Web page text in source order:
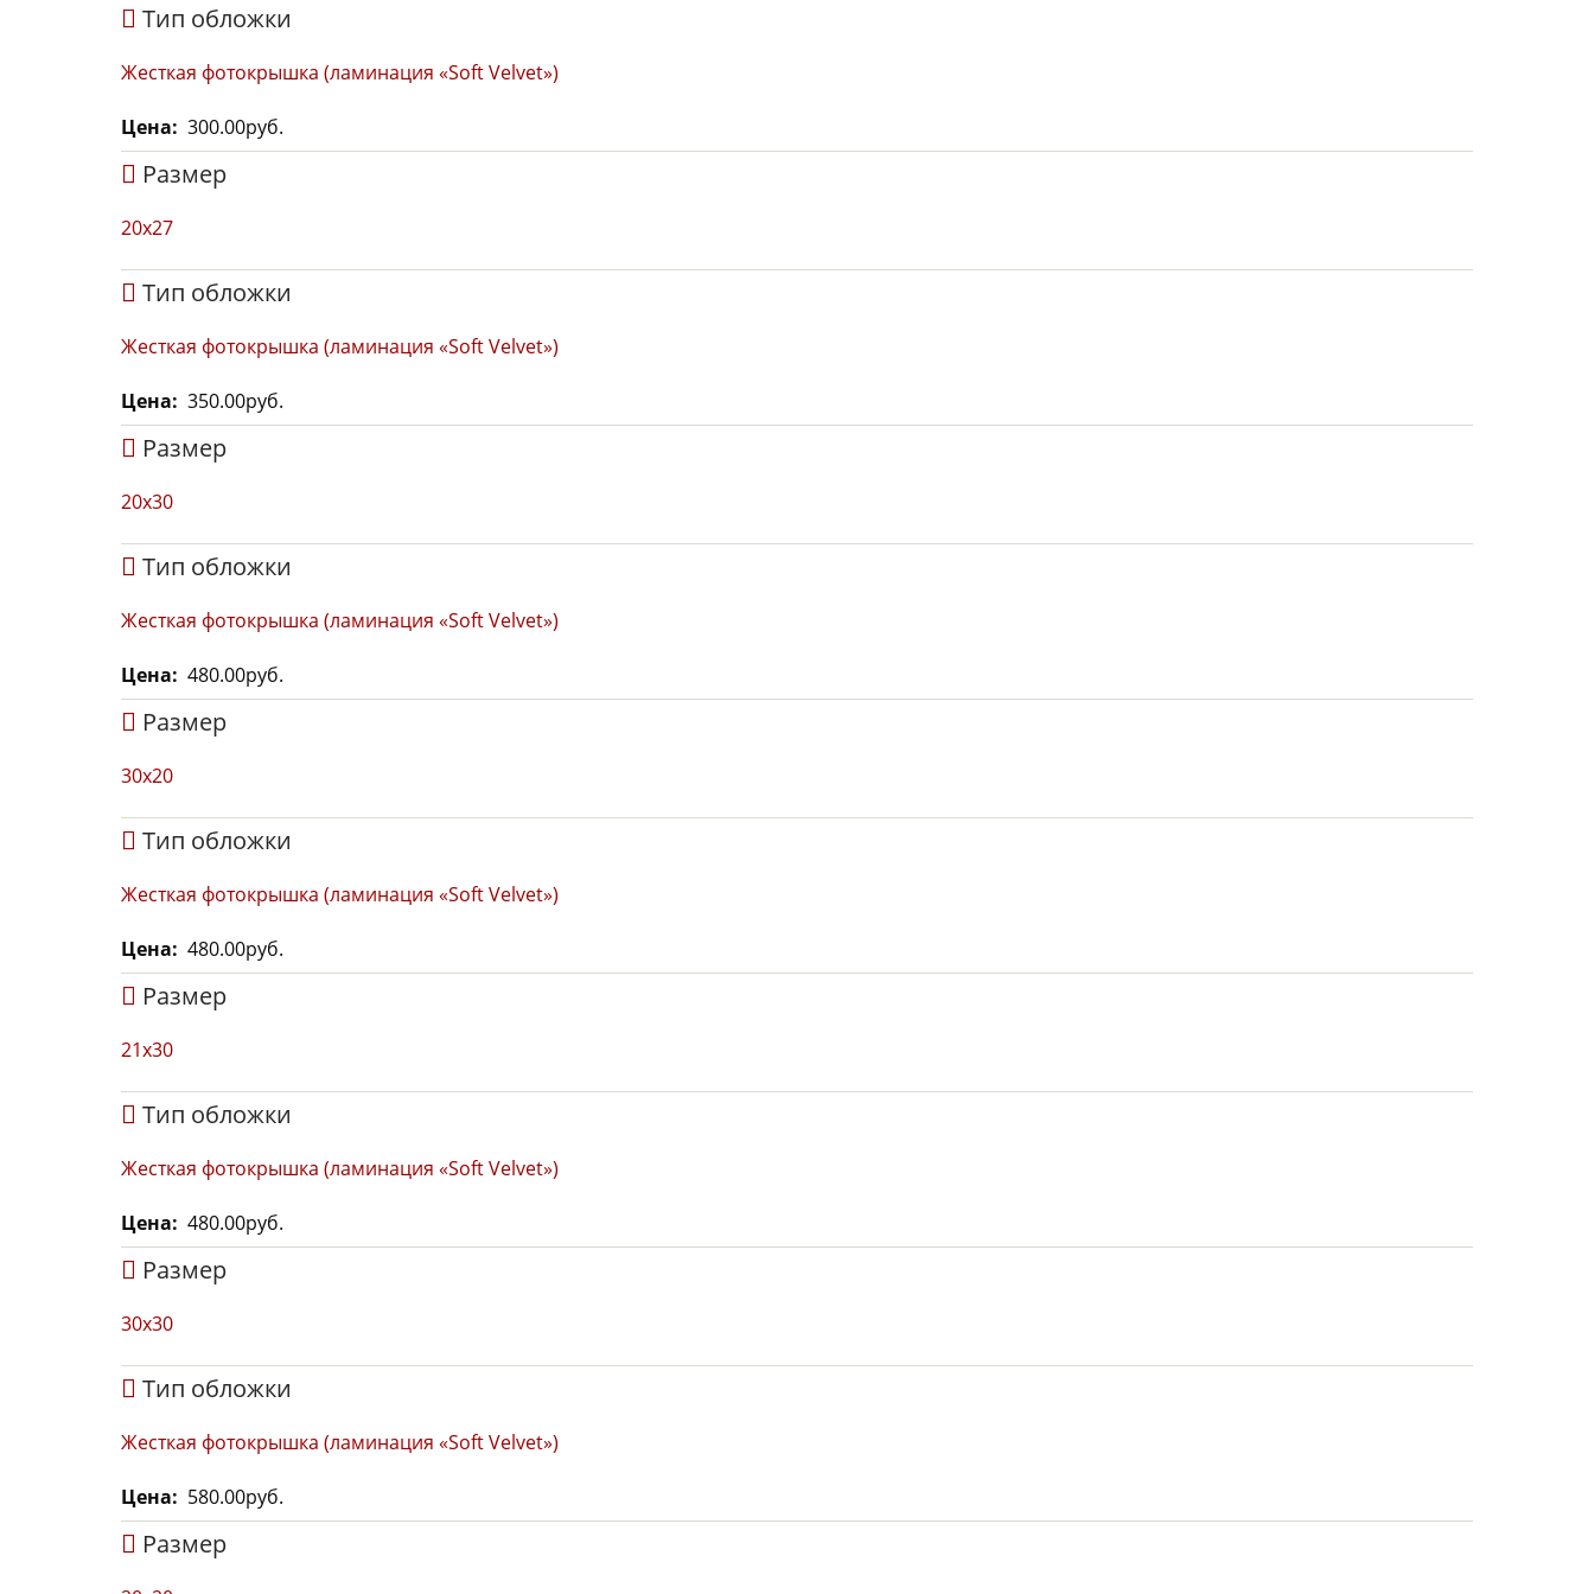
Тип обложки
Жесткая фотокрышка (ламинация «Soft Velvet»)
Цена 300.00руб.
Размер
20х27
Тип обложки
Жесткая фотокрышка (ламинация «Soft Velvet»)
Цена 350.00руб.
Размер
20х30
Тип обложки
Жесткая фотокрышка (ламинация «Soft Velvet»)
Цена 480.00руб.
Размер
30x20
Тип обложки
Жесткая фотокрышка (ламинация «Soft Velvet»)
Цена 480.00руб.
Размер
21x30
Тип обложки
Жесткая фотокрышка (ламинация «Soft Velvet»)
Цена 480.00руб.
Размер
30x30
Тип обложки
Жесткая фотокрышка (ламинация «Soft Velvet»)
Цена 580.00руб.
Размер